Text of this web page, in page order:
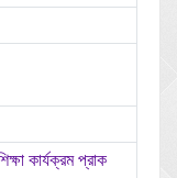
কার্যক্রম প্রাক